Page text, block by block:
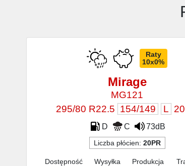
Raty
10x0%
Mirage
MG121
295/80 R22.5 154/149 L
D C 73dB
Liczba płócien: 20PR
Dostępność Wysyłka Produkcja